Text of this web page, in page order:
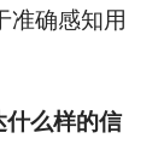
准确感知用
么样的信